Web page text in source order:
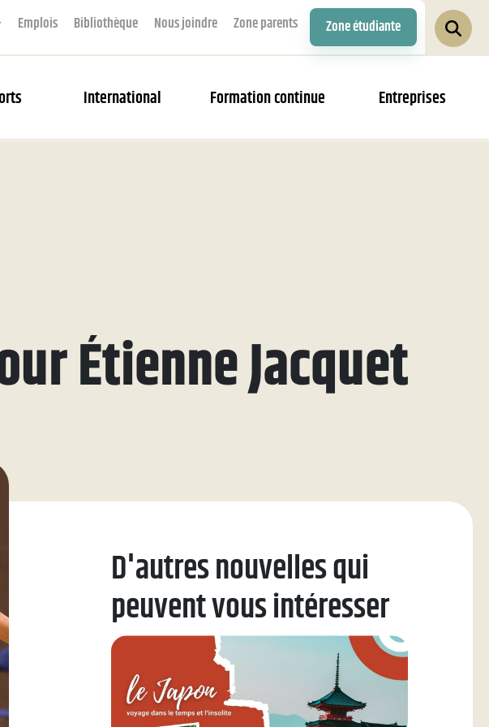
Emplois Bibliothèque Nous joindre Zone parents Zone étudiante
International Formation continue Entreprises
Étienne Jacquet
D'autres nouvelles qui
peuvent vous intéresser